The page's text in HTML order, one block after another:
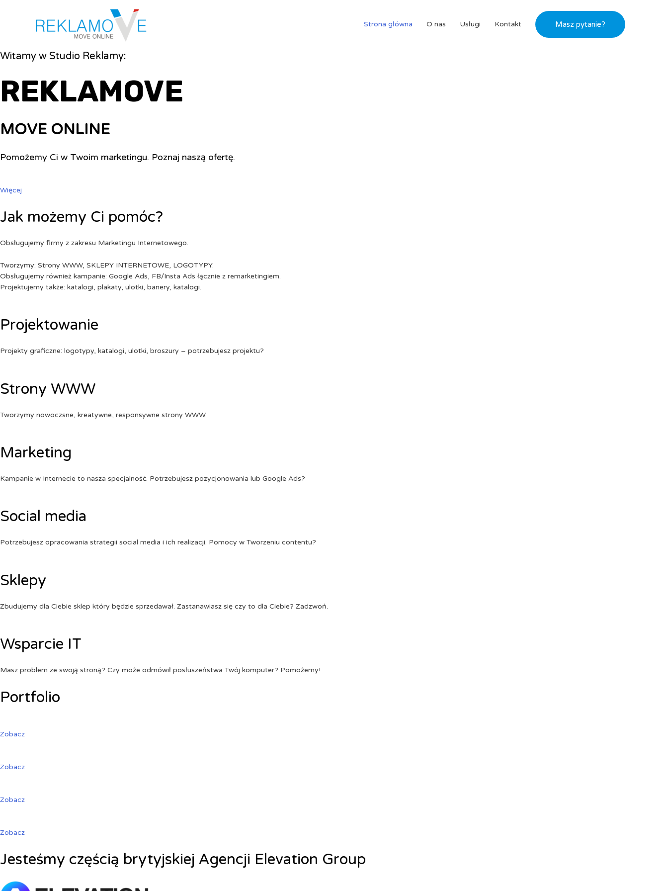
Strona główna O nas Usługi Kontakt Masz pytanie?
Witamy w Studio Reklamy:
REKLAMOVE
MOVE ONLINE
Pomożemy Ci w Twoim marketingu. Poznaj naszą ofertę.
Więcej
Jak możemy Ci pomóc?
Obsługujemy firmy z zakresu Marketingu Internetowego.
Tworzymy: Strony WWW, SKLEPY INTERNETOWE, LOGOTYPY.
Obsługujemy również kampanie: Google Ads, FB/Insta Ads łącznie z remarketingiem.
Projektujemy także: katalogi, plakaty, ulotki, banery, katalogi.
Projektowanie
Projekty graficzne: logotypy, katalogi, ulotki, broszury – potrzebujesz projektu?
Strony WWW
Tworzymy nowoczsne, kreatywne, responsywne strony WWW.
Marketing
Kampanie w Internecie to nasza specjalność. Potrzebujesz pozycjonowania lub Google Ads?
Social media
Potrzebujesz opracowania strategii social media i ich realizacji. Pomocy w Tworzeniu contentu?
Sklepy
Zbudujemy dla Ciebie sklep który będzie sprzedawał. Zastanawiasz się czy to dla Ciebie? Zadzwoń.
Wsparcie IT
Masz problem ze swoją stroną? Czy może odmówił posłuszeństwa Twój komputer? Pomożemy!
Portfolio
Zobacz
Zobacz
Zobacz
Zobacz
Jesteśmy częścią brytyjskiej Agencji Elevation Group